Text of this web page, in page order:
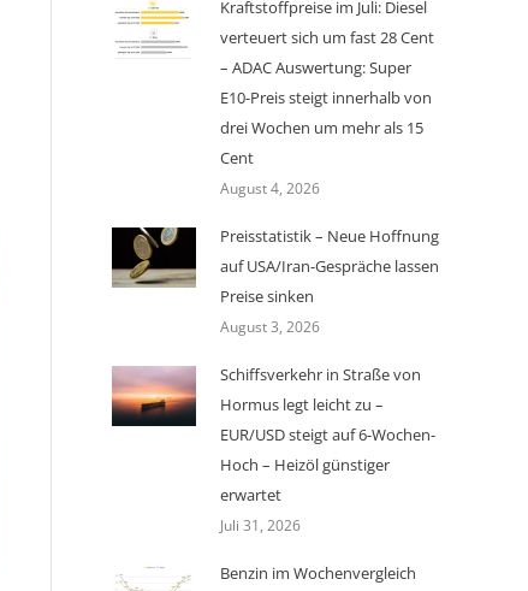
Kraftstoffpreise im Juli: Diesel
verteuert sich um fast 28 Cent
– ADAC Auswertung: Super
E10-Preis steigt innerhalb von
drei Wochen um mehr als 15
Cent
August 4, 2026
Preisstatistik – Neue Hoffnung
auf USA/Iran-Gespräche lassen
Preise sinken
August 3, 2026
Schiffsverkehr in Straße von
Hormus legt leicht zu –
EUR/USD steigt auf 6-Wochen-
Hoch – Heizöl günstiger
erwartet
Juli 31, 2026
Benzin im Wochenvergleich